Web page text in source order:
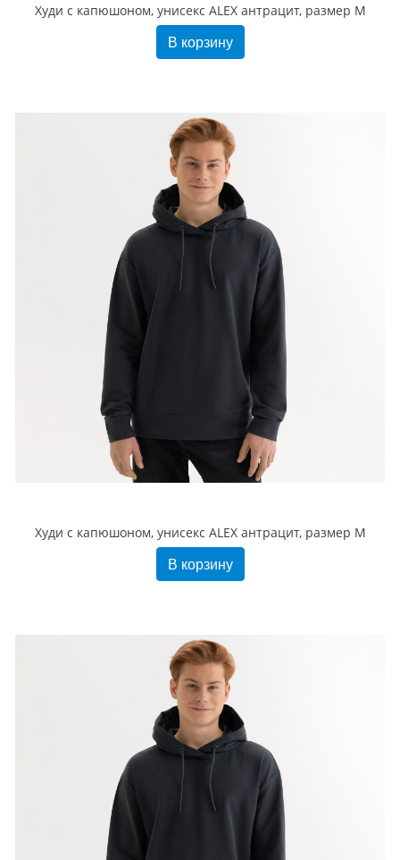
Худи с капюшоном, унисекс ALEX антрацит, размер M
В корзину
Худи с капюшоном, унисекс ALEX антрацит, размер M
В корзину